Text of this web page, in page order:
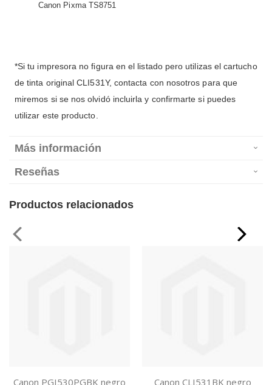
Canon Pixma TS8751
*Si tu impresora no figura en el listado pero utilizas el cartucho
de tinta original CLI531Y, contacta con nosotros para que
miremos si se nos olvidó incluirla y confirmarte si puedes
utilizar este producto.
Más información
Reseñas
Productos relacionados
Canon PGI530PGBK negro Canon CLI531BK negro